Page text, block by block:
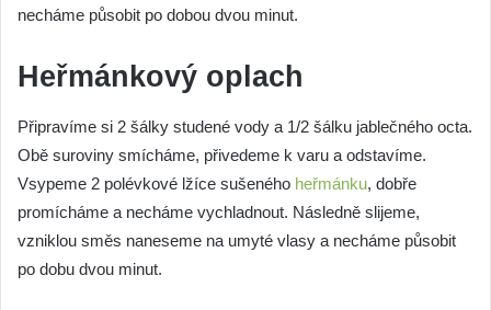
necháme působit po dobou dvou minut.
Heřmánkový oplach
Připravíme si 2 šálky studené vody a 1/2 šálku jablečného octa.
Obě suroviny smícháme, přivedeme k varu a odstavíme.
Vsypeme 2 polévkové lžíce sušeného heřmánku, dobře
promícháme a necháme vychladnout. Následně slijeme,
vzniklou směs naneseme na umyté vlasy a necháme působit
po dobu dvou minut.